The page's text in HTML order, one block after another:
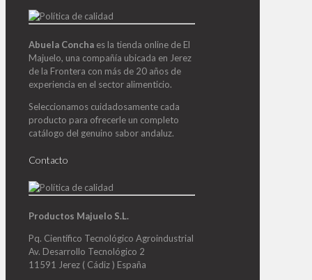
Abuela Concha es la tienda online de El
Majuelo, una compañía ubicada en Jerez
de la Frontera con más de 20 años de
experiencia en el sector alimenticio.
Seleccionamos cuidadosamente cada
producto para ofrecerle un completo
catálogo del genuino sabor andaluz.
Contacto
Productos Majuelo S.L.
Pq. Científico Tecnológico Agroindustrial
Av. Desarrollo Tecnológico 2
11591 Jerez ( Cádiz ) España